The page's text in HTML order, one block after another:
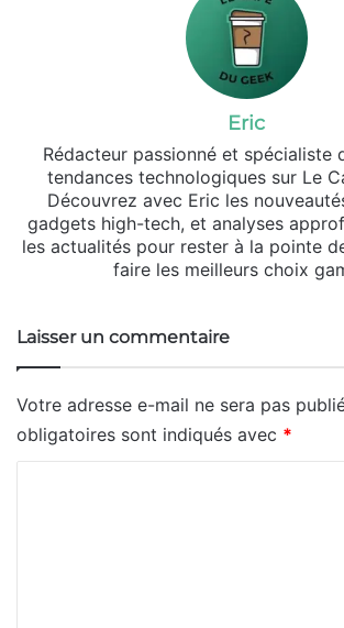
Eric
Rédacteur passionné et spécialiste
tendances technologiques sur Le
Découvrez avec Eric les
gadgets high-tech, et analyses
les actualités pour rester à la pointe
faire les meilleurs choix
Laisser un commentaire
Votre adresse e-mail ne sera pas
obligatoires sont indiqués avec *